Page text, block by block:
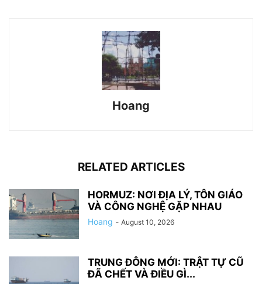
Hoang
RELATED ARTICLES
HORMUZ: NƠI ĐỊA LÝ, TÔN GIÁO
VÀ CÔNG NGHỆ GẶP NHAU
Hoang - August 10, 2026
TRUNG ĐÔNG MỚI: TRẬT TỰ CŨ
ĐÃ CHẾT VÀ ĐIỀU GÌ...